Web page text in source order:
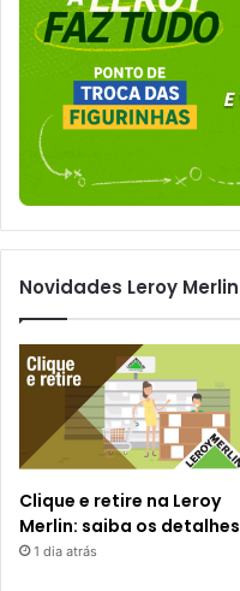
Novidades Leroy Merlin
Clique e retire na Leroy
Merlin: saiba os detalhes
1 dia atrás